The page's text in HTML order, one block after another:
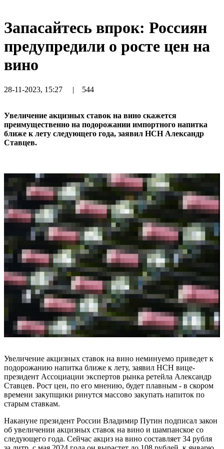
Запасайтесь впрок: Россиян
предупредили о росте цен на
вино
28-11-2023, 15:27 | 544
Увеличение акцизных ставок на вино скажется
преимущественно на подорожании импортного напитка
ближе к лету следующего года, заявил НСН Александр
Ставцев.
Увеличение акцизных ставок на вино неминуемо приведет к
подорожанию напитка ближе к лету, заявил НСН вице-
президент Ассоциации экспертов рынка ретейла Александр
Ставцев. Рост цен, по его мнению, будет плавным - в скором
времени закупщики ринутся массово закупать напиток по
старым ставкам.
Накануне президент России Владимир Путин подписал закон
об увеличении акцизных ставок на вино и шампанское со
следующего года. Сейчас акциз на вино составляет 34 рубля